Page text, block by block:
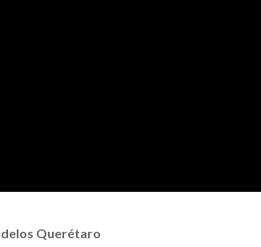
Querétaro